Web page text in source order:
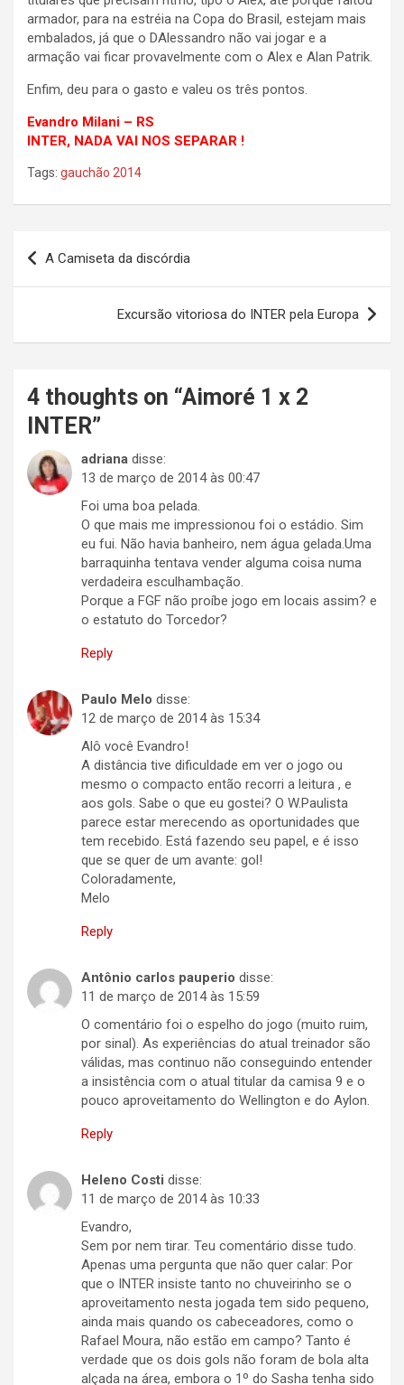
armador, para na estréia na Copa do Brasil, estejam mais
embalados, já que o DAlessandro não vai jogar e a
armação vai ficar provavelmente com o Alex e Alan Patrik.
Enfim, deu para o gasto e valeu os três pontos.
Evandro Milani – RS
INTER, NADA VAI NOS SEPARAR !
Tags: gauchão 2014
Navegação
de
A Camiseta da discórdia
Excursão vitoriosa do INTER pela Europa
4 thoughts on “Aimoré 1 x 2
INTER”
adriana disse:
13 de março de 2014 às 00:47
Foi uma boa pelada.
O que mais me impressionou foi o estádio. Sim
eu fui. Não havia banheiro, nem água gelada.Uma
barraquinha tentava vender alguma coisa numa
verdadeira esculhambação.
Porque a FGF não proíbe jogo em locais assim? e
o estatuto do Torcedor?
Reply
Paulo Melo disse:
12 de março de 2014 às 15:34
Alô você Evandro!
A distância tive dificuldade em ver o jogo ou
mesmo o compacto então recorri a leitura , e
aos gols. Sabe o que eu gostei? O W.Paulista
parece estar merecendo as oportunidades que
tem recebido. Está fazendo seu papel, e é isso
que se quer de um avante: gol!
Coloradamente,
Melo
Reply
Antônio carlos pauperio disse:
11 de março de 2014 às 15:59
O comentário foi o espelho do jogo (muito ruim,
por sinal). As experiências do atual treinador são
válidas, mas continuo não conseguindo entender
a insistência com o atual titular da camisa 9 e o
pouco aproveitamento do Wellington e do Aylon.
Reply
Heleno Costi disse:
11 de março de 2014 às 10:33
Evandro,
Sem por nem tirar. Teu comentário disse tudo.
Apenas uma pergunta que não quer calar: Por
que o INTER insiste tanto no chuveirinho se o
aproveitamento nesta jogada tem sido pequeno,
ainda mais quando os cabeceadores, como o
Rafael Moura, não estão em campo? Tanto é
verdade que os dois gols não foram de bola alta
alçada na área, embora o 1º do Sasha tenha sido